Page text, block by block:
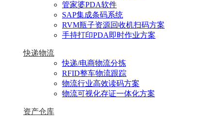
管家婆PDA软件
SAP集成条码系统
RVM瓶子资源回收机扫码方案
手持打印PDA即时作业方案
快递物流
快递/电商物流分拣
RFID整车物流跟踪
物流行业高效读码方案
物流可视化存证一体化方案
资产仓库